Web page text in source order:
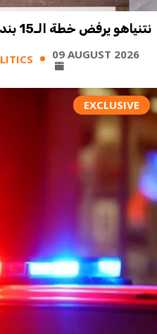
نتنياهو يرفض خطة الـ15 بنداً الأميركية حول غزة
09 AUGUST 2026
EXCLUSIVE